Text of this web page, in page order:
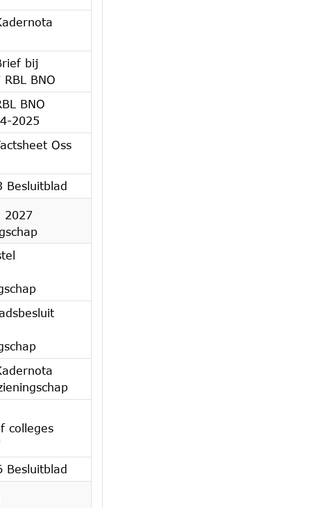
bij
BNO
BNO
2025
Oss
Besluitblad
2027
colleges
Besluitblad